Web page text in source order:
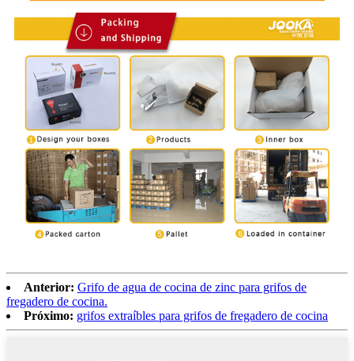
Anterior: Grifo de agua de cocina de zinc para grifos de
fregadero de cocina.
Próximo: grifos extraíbles para grifos de fregadero de cocina